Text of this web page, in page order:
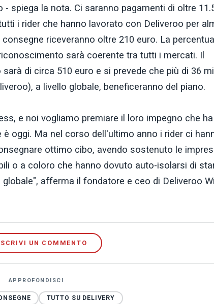
spiega la nota. Ci saranno pagamenti di oltre
i rider che hanno lavorato con Deliveroo per
riceveranno oltre 210 euro. La
sarà coerente tra tutti i mercati. Il
di circa 510 euro e si prevede che più di 36
a livello globale, beneficeranno del piano.
e noi vogliamo premiare il loro impegno che ha
oggi. Ma nel corso dell'ultimo anno i rider ci
ottimo cibo, avendo sostenuto le
o a coloro che hanno dovuto auto-isolarsi di
afferma il fondatore e ceo di Deliveroo
SCRIVI UN COMMENTO
APPROFONDISCI
TUTTO SU DELIVERY